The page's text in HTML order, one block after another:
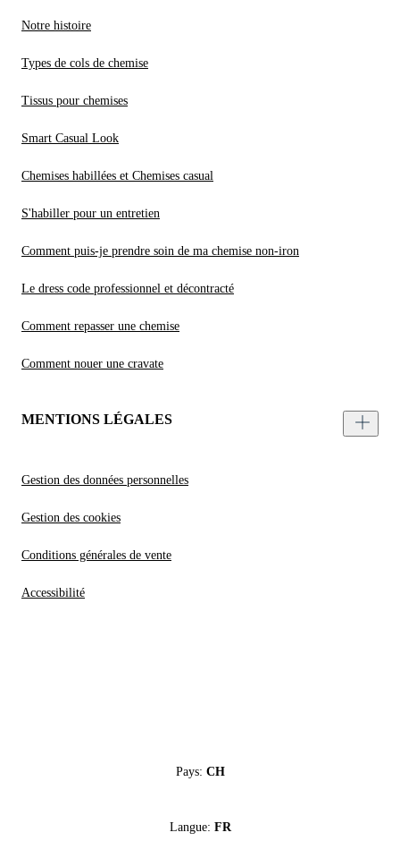
Notre histoire
Types de cols de chemise
Tissus pour chemises
Smart Casual Look
Chemises habillées et Chemises casual
S'habiller pour un entretien
Comment puis-je prendre soin de ma chemise non-iron
Le dress code professionnel et décontracté
Comment repasser une chemise
Comment nouer une cravate
MENTIONS LÉGALES
Gestion des données personnelles
Gestion des cookies
Conditions générales de vente
Accessibilité
Pays: CH
Langue: FR